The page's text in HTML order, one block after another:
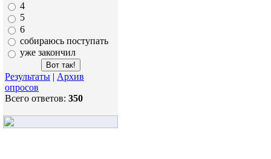
4
5
6
собираюсь поступать
уже закончил
Результаты | Архив
опросов
Всего ответов: 350